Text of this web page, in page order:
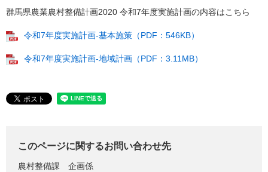
群馬県農業農村整備計画2020 令和7年度実施計画の内容はこちら
令和7年度実施計画-基本施策（PDF：546KB）
令和7年度実施計画-地域計画（PDF：3.11MB）
このページに関するお問い合わせ先
農村整備課
企画係